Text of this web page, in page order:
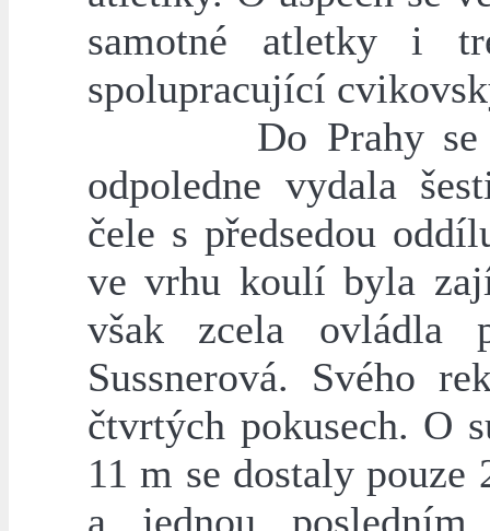
samotné atletky i
spolupracující
Do Prahy se
odpoledne vydala
čele s předsedou
ve vrhu koulí byla
však zcela ovládla
Sussnerová. Svého
čtvrtých pokusech. O
11 m se dostaly
a jednou